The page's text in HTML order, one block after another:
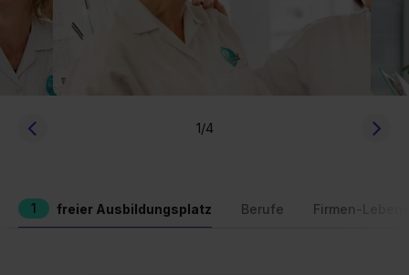
1/4
1 freier Ausbildungsplatz Berufe Firmen-